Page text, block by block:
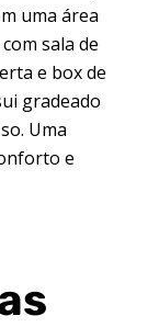
uma área
sala de
e box de
gradeado
Uma
e